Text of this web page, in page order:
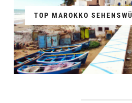
TOP MAROKKO